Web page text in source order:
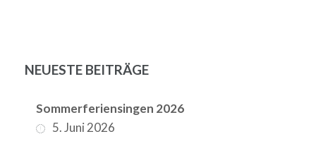
NEUESTE BEITRÄGE
Sommerferiensingen 2026
5. Juni 2026